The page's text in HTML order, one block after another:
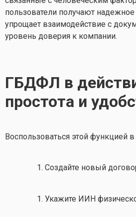
пользователи получают
упрощает взаимодействие с
уровень доверия к компании.
ГБДФЛ в
простота и
Воспользоваться этой функцией
Создайте новый
Укажите ИИН